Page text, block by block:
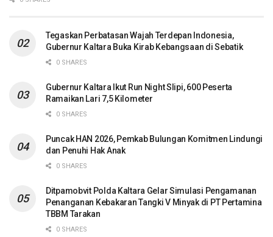
Tegaskan Perbatasan Wajah Terdepan Indonesia,
Gubernur Kaltara Buka Kirab Kebangsaan di Sebatik
0 SHARES
Gubernur Kaltara Ikut Run Night Slipi, 600 Peserta
Ramaikan Lari 7,5 Kilometer
0 SHARES
Puncak HAN 2026, Pemkab Bulungan Komitmen Lindungi
dan Penuhi Hak Anak
0 SHARES
Ditpamobvit Polda Kaltara Gelar Simulasi Pengamanan
Penanganan Kebakaran Tangki V Minyak di PT Pertamina
TBBM Tarakan
0 SHARES